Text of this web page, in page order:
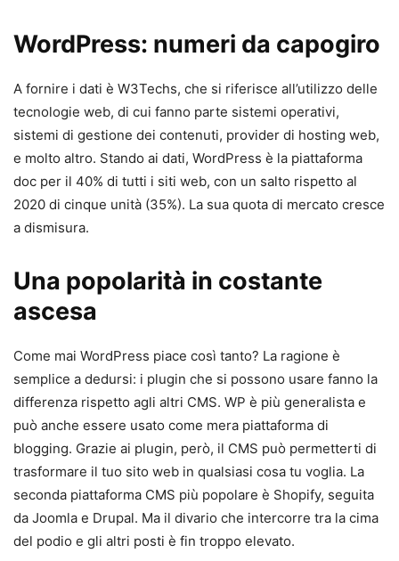
WordPress: numeri da capogiro
A fornire i dati è W3Techs, che si riferisce all’utilizzo delle
tecnologie web, di cui fanno parte sistemi operativi,
sistemi di gestione dei contenuti, provider di hosting web,
e molto altro. Stando ai dati, WordPress è la piattaforma
doc per il 40% di tutti i siti web, con un salto rispetto al
2020 di cinque unità (35%). La sua quota di mercato cresce
a dismisura.
Una popolarità in costante
ascesa
Come mai WordPress piace così tanto? La ragione è
semplice a dedursi: i plugin che si possono usare fanno la
differenza rispetto agli altri CMS. WP è più generalista e
può anche essere usato come mera piattaforma di
blogging. Grazie ai plugin, però, il CMS può permetterti di
trasformare il tuo sito web in qualsiasi cosa tu voglia. La
seconda piattaforma CMS più popolare è Shopify, seguita
da Joomla e Drupal. Ma il divario che intercorre tra la cima
del podio e gli altri posti è fin troppo elevato.